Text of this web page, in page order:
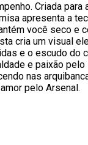
Criada para
apresenta a
você seco e
cria um visual
e o escudo do
e paixão
nas
pelo Arsenal.